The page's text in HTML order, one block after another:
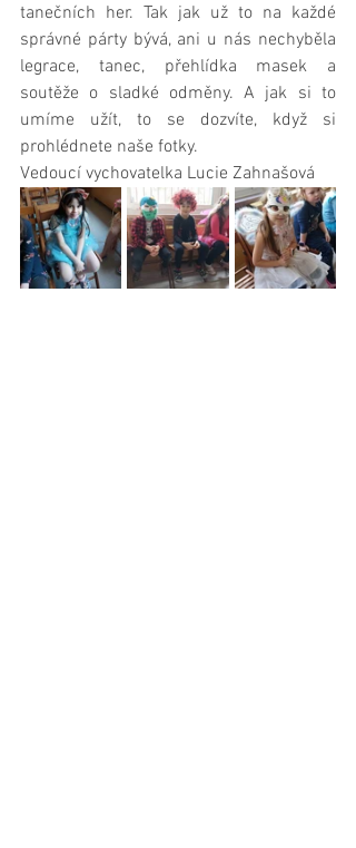
tanečních her. Tak jak už to na každé
správné párty bývá, ani u nás nechyběla
legrace, tanec, přehlídka masek a
soutěže o sladké odměny. A jak si to
umíme užít, to se dozvíte, když si
prohlédnete naše fotky.
Vedoucí vychovatelka Lucie Zahnašová